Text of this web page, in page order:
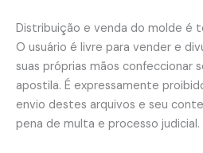
Distribuição e venda do molde é
O usuário é livre para vender e
suas próprias mãos confeccionar
apostila. É expressamente
envio destes arquivos e seu
pena de multa e processo judicial.